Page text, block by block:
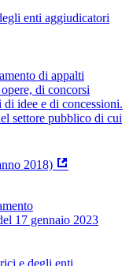
enti aggiudicatori
di appalti
di concorsi
idee e di concessioni.
settore pubblico di cui
2018)
17 gennaio 2023
e degli enti